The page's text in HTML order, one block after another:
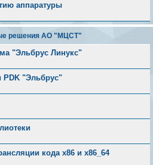
аппаратуры
решения АО "МЦСТ"
"Эльбрус Линукс"
PDK "Эльбрус"
кода х86 и х86_64